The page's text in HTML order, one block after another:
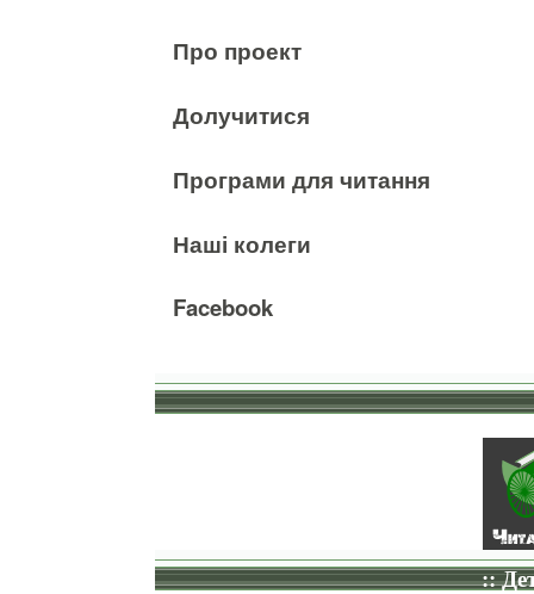
Про проект
Долучитися
Програми для читання
Наші колеги
Facebook
::